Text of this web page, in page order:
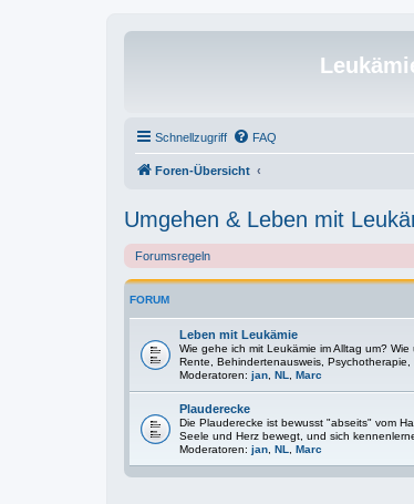
Schnellzugriff FAQ
Foren-Übersicht
Umgehen & Leben mit
Forumsregeln
FORUM
Leben mit Leukämie
Wie gehe ich mit Leukämie im Alltag um?
Rente, Behindertenausweis, Psychotherapie,
Moderatoren: jan NL Marc
Plauderecke
Die Plauderecke ist bewusst "abseits" vom
Seele und Herz bewegt, und sich
Moderatoren: jan NL Marc